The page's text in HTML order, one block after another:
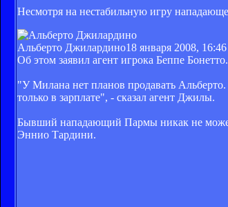
Несмотря на нестабильную игру
Альберто Джилардино18 января 2008, 16:46
Об этом заявил агент игрока Беппе Бонетто.
"У Милана нет планов продавать
только в зарплате", - сказал агент Джилы.
Бывший нападающий Пармы никак не может
Эннио Тардини.